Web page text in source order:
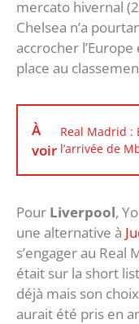
mercato hivernal
Chelsea n’a
accrocher
place au
À
voir
Real Madrid :
l’arrivée de
Pour Liverpool,
une alternative à
s’engager au Real
était sur la short
déjà mais son
aurait été pris en